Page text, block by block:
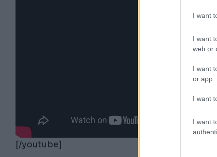
I want
I want
web or
I want
or app.
I want
I want
[/youtube]